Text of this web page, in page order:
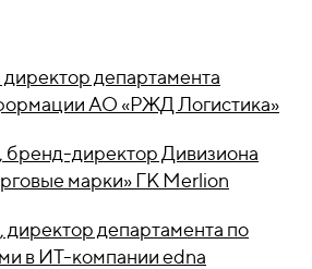
департамента
АО «РЖД Логистика»
директор Дивизиона
марки» ГК Merlion
директор департамента по
в ИТ-компании edna